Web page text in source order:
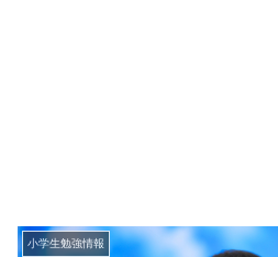
小学生勉強情報